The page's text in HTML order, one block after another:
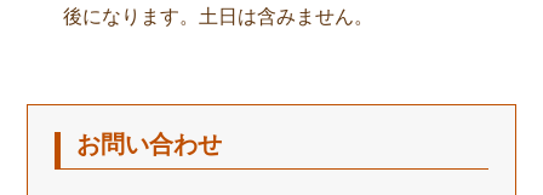
後になります。土日は含みません。
お問い合わせ